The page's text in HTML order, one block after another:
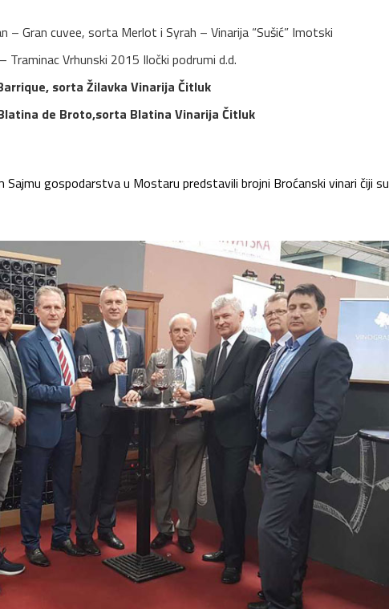
– Gran cuvee, sorta Merlot i Syrah – Vinarija “Sušić” Imotski
Traminac Vrhunski 2015 Iločki podrumi d.d.
sorta Žilavka Vinarija Čitluk
de Broto,sorta Blatina Vinarija Čitluk
gospodarstva u Mostaru predstavili brojni Broćanski vinari čiji su